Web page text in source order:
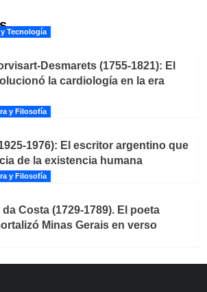
Tecnología
Desmarets (1755-1821): El
la cardiología en la era
y Filosofía
1976): El escritor argentino que
de la existencia humana
y Filosofía
Costa (1729-1789). El poeta
Minas Gerais en verso